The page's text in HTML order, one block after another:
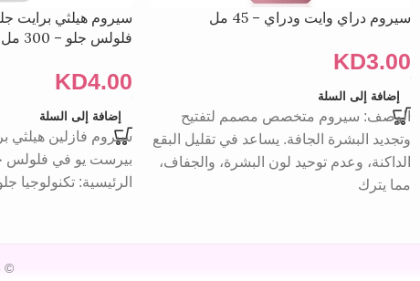
سيروم دراي وايت ودراي – 45 مل
KD3.00
إضافة إلى السلة
الوصف: سيروم متخصص مصمم لتفتيح
وتجديد البشرة الجافة. يساعد في تقليل البقع
الداكنة، وعدم توحيد لون البشرة، والجفاف،
مما يترك
سيروم هيلثي برايت
فلولس جلو – 300 مل
KD4.00
إضافة إلى السلة
سيروم فازلين هيلثي
الرئيسية: تكنولوجيا
© 2026